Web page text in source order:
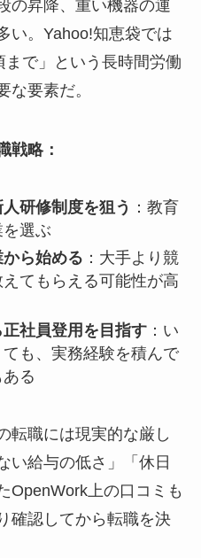
の昇降、重い機器の運
い。Yahoo!知恵袋では
まで」という長時間労働
な要素だ。
戦略：
研修制度を狙う ：教育
選ぶ
ら始める ：大手より競
てもらえる可能性が高
社員登用を目指す：い
も、実務経験を積んで
る
転職には現実的な厳し
い給与の低さ」「休日
OpenWork上の口コミも
確認してから転職を決